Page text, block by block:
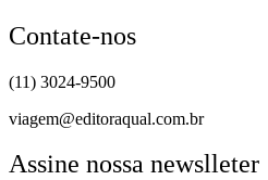
Contate-nos
(11) 3024-9500
viagem@editoraqual.com.br
Assine nossa newslleter